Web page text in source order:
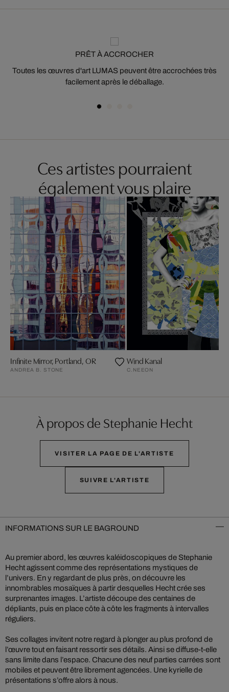
PRÊT À ACCROCHER
Toutes les œuvres d'art LUMAS peuvent être accrochées très
facilement après le déballage.
Ces artistes pourraient
également vous plaire
Infinite Mirror, Portland, OR
ANDREA B. STONE
Wind Kanal
C.NEEON
À propos de Stephanie Hecht
VISITER LA PAGE DE L'ARTISTE
SUIVRE L'ARTISTE
INFORMATIONS SUR LE BAGROUND
Au premier abord, les œuvres kaléidoscopiques de Stephanie
Hecht agissent comme des représentations mystiques de
l’univers. En y regardant de plus près, on découvre les
innombrables mosaïques à partir desquelles Hecht crée ses
surprenantes images. L’artiste découpe des centaines de
dépliants, puis en place côte à côte les fragments à intervalles
réguliers.
Ses collages invitent notre regard à plonger au plus profond de
l’œuvre tout en faisant ressortir ses détails. Ainsi se diffuse-t-elle
sans limite dans l’espace. Chacune des neuf parties carrées sont
mobiles et peuvent être librement agencées. Une kyrielle de
présentations s’offre alors à nous.